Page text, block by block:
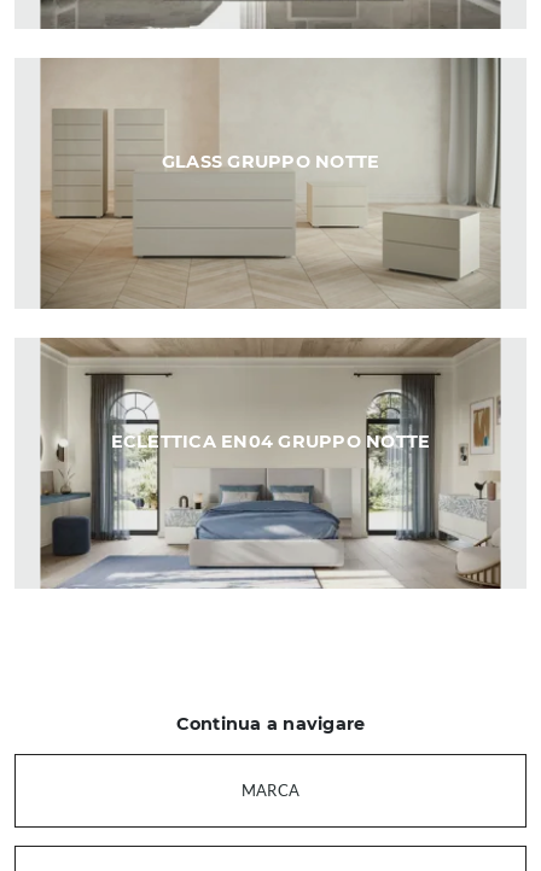
GLASS GRUPPO NOTTE
ECLETTICA EN04 GRUPPO NOTTE
Continua a navigare
MARCA